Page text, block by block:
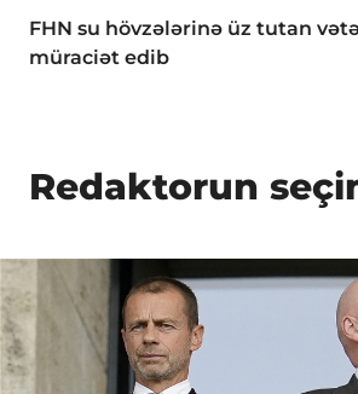
FHN su hövzələrinə üz tutan
müraciət edib
Redaktorun